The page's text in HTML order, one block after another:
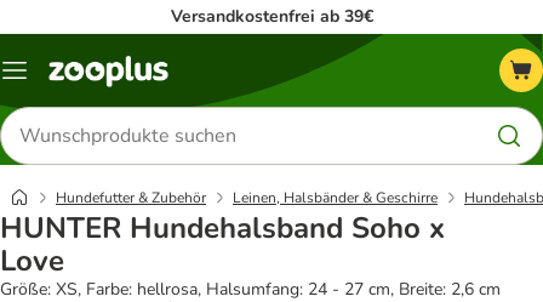
Versandkostenfrei ab 39€
Menü
Produkte
suchen
Hundefutter & Zubehör Leinen, Halsbänder & Geschirre
HUNTER Hundehalsband Soho x
Love
Größe: XS, Farbe: hellrosa, Halsumfang: 24 - 27 cm, Breite: 2,6 cm